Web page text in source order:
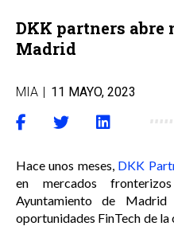
DKK partners abre
Madrid
MIA | 11 MAYO, 2023
Hace unos meses, DKK
en mercados
Ayuntamiento de
oportunidades FinTech de